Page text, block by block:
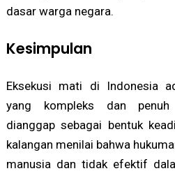
dasar warga negara.
Kesimpulan
Eksekusi mati di Indonesia
yang kompleks dan penuh
dianggap sebagai bentuk
kalangan menilai bahwa
manusia dan tidak efektif